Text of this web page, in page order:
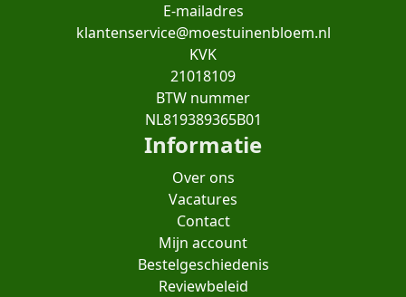
E-mailadres
klantenservice@moestuinenbloem.nl
KVK
21018109
BTW nummer
NL819389365B01
Informatie
Over ons
Vacatures
Contact
Mijn account
Bestelgeschiedenis
Reviewbeleid